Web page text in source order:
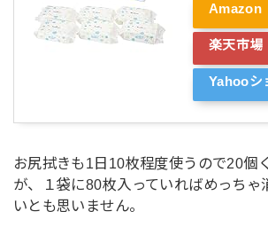
Amazon
楽天市場
Yahooシ
お尻拭きも1日10枚程度使うので20個
が、１袋に80枚入っていればめっちゃ
いとも思いません。